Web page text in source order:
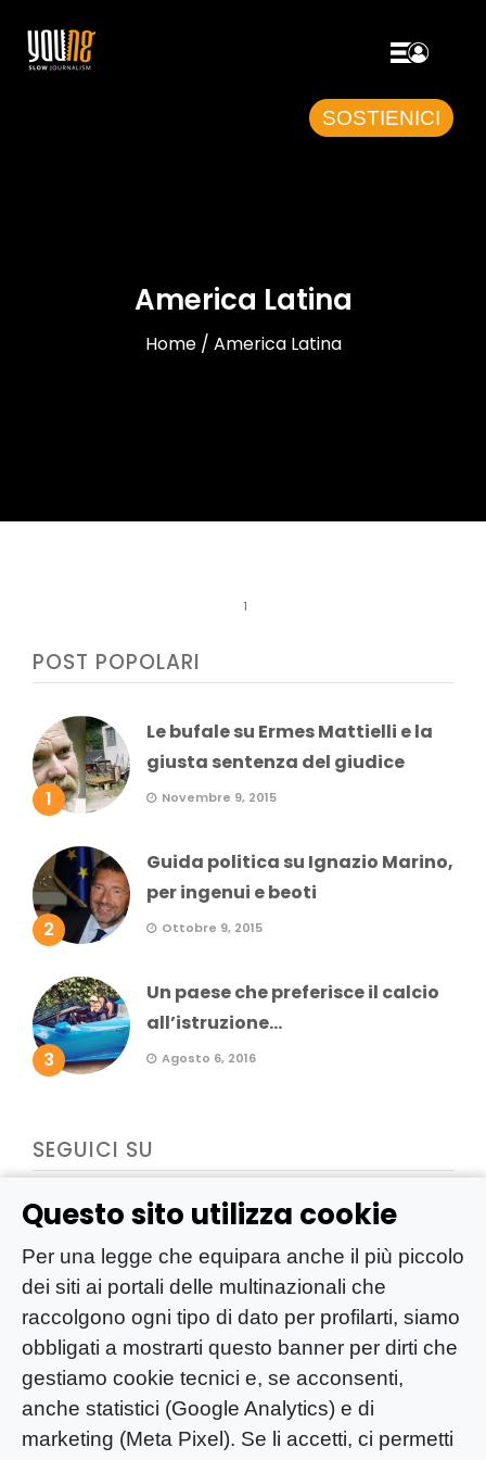
Questo sito utilizza cookie
Per una legge che equipara anche il più piccolo
dei siti ai portali delle multinazionali che
raccolgono ogni tipo di dato per profilarti, siamo
obbligati a mostrarti questo banner per dirti che
gestiamo cookie tecnici e, se acconsenti,
anche statistici (Google Analytics) e di
marketing (Meta Pixel). Se li accetti, ci permetti
SOSTIENICI
America Latina
Home / America Latina
1
POST POPOLARI
1
Le bufale su Ermes Mattielli e la
giusta sentenza del giudice
Novembre 9, 2015
2
Guida politica su Ignazio Marino,
per ingenui e beoti
Ottobre 9, 2015
3
Un paese che preferisce il calcio
all’istruzione...
Agosto 6, 2016
SEGUICI SU